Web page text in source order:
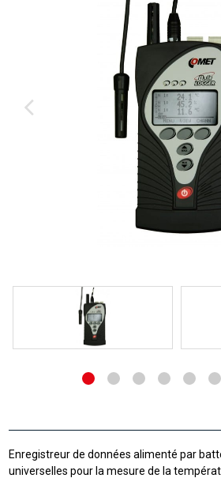
Enregistreur de données alimenté par
universelles pour la mesure de la